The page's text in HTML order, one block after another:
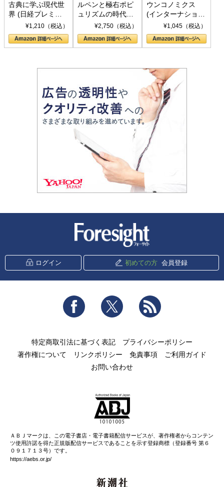
古典に学ぶ現代世
界 (日経プレミア
シリーズ)¥1,210（税込）
ルペンと極右ポピ
ュリズムの時代：
〈ヤヌス〉の二つ
の顔
¥2,750（税込）
ウンコノミクス
(インターナショナ
ル新書)¥1,045（税込）
ログイン 初めての方 会員登録
Facebook Twitter
特定商取引法に基づく表記
プライバシーポリシー
著作権について
リンクポリシー 免責事項
ご利用ガイド
お問い合わせ
ＡＢＪマークは、この電子書店・電子書籍配信サービスが、著作権者からコンテン
ツ使用許諾を得た正規版配信サービスであることを示す登録商標（登録番号 第６
０９１７１３号）です。
https://aebs.or.jp/